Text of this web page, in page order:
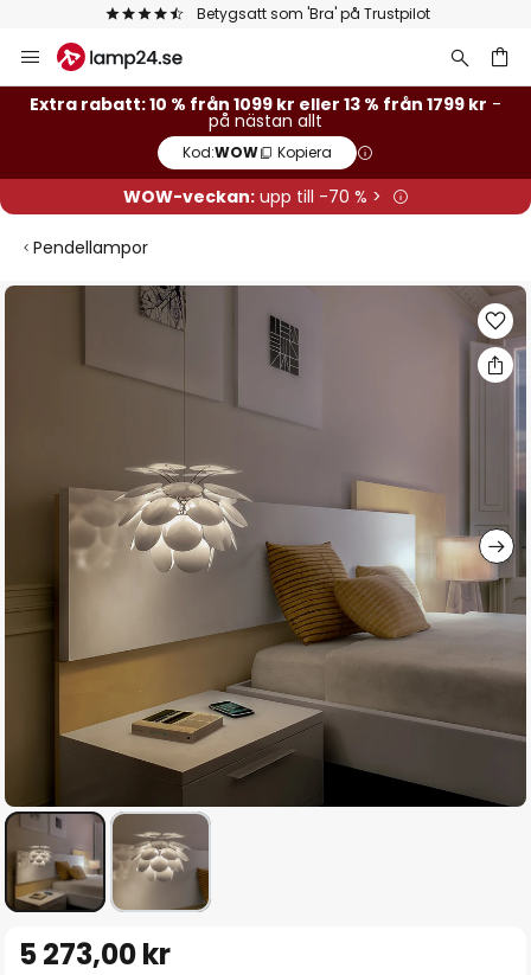
Betygsatt som 'Bra' på Trustpilot
Hoppa
till
innehållet
Extra rabatt: 10 % från 1099 kr eller 13 % från 1799 kr -
på nästan allt
Kod:WOW Kopiera
WOW-veckan:upp till -70 % >
Pendellampor
Hoppa
till5 273,00 kr